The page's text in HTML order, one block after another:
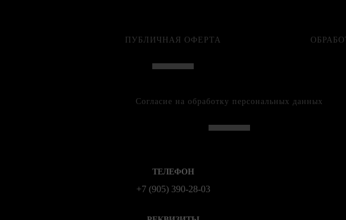
ПУБЛИЧНАЯ ОФЕРТА
Согласие на обработку персональных данных
ТЕЛЕФОН
+7 (905) 390-28-03